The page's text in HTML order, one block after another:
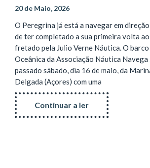
20 de Maio, 2026
O Peregrina já está a navegar em
de ter completado a sua primeira volta
fretado pela Julio Verne Náutica. O barco
Oceânica da Associação Náutica Navega
passado sábado, dia 16 de maio, da
Delgada (Açores) com uma
Continuar a ler